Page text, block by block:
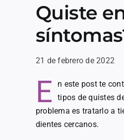
Quiste
21 de febrero de 2022
E n este post te
tipos de quistes
problema es tratarlo a
dientes cercanos.